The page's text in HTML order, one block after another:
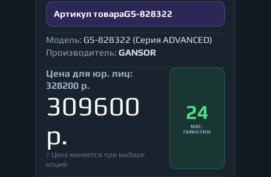
Артикул товараGS-828322
Модель: GS-828322 (Серия ADVANCED)
Производитель: GANSOR
Цена для юр. лиц:
328200 р.
309600
р.
↕ Цена меняется при выборе
опций
24
МЕС.
ГАРАНТИИ